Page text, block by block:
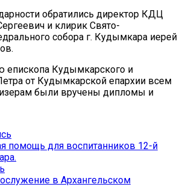
обратились директор КДЦ
и клирик Свято-
собора г. Кудымкара иерей
епископа Кудымкарского и
от Кудымкарской епархии всем
были вручены дипломы и
запись:
помощь для воспитанников 12-й
запись:
в Архангельском